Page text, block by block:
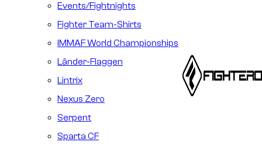
Events/Fightnights
Fighter Team-Shirts
IMMAF World Championships
Länder-Flaggen
Lintrix
Nexus Zero
Serpent
Sparta CF